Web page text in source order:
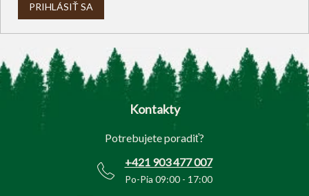
PRIHLÁSIŤ SA
Z
Kontakty
Potrebujete poradiť?
+421 903 477 007
Po-Pia 09:00 - 17:00